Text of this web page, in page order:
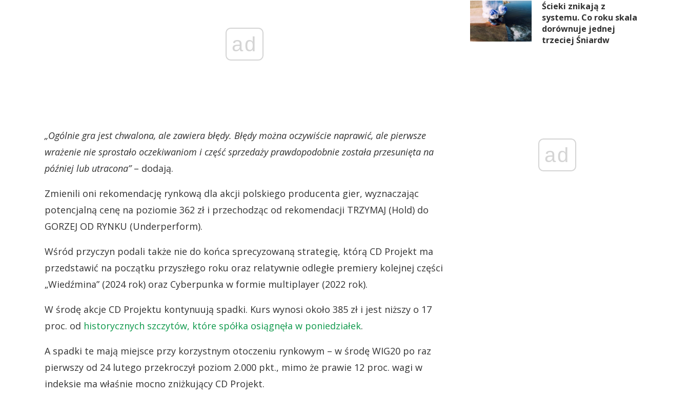
ad
„Ogólnie gra jest chwalona, ​​ale zawiera błędy. Błędy można oczywiście naprawić, ale pierwsze
wrażenie nie sprostało oczekiwaniom i część sprzedaży prawdopodobnie została przesunięta na
później lub utracona”– dodają.
Zmienili oni rekomendację rynkową dla akcji polskiego producenta gier, wyznaczając
potencjalną cenę na poziomie 362 zł i przechodząc od rekomendacji TRZYMAJ (Hold) do
GORZEJ OD RYNKU (Underperform).
Wśród przyczyn podali także nie do końca sprecyzowaną strategię, którą CD Projekt ma
przedstawić na początku przyszłego roku oraz relatywnie odległe premiery kolejnej części
„Wiedźmina” (2024 rok) oraz Cyberpunka w formie multiplayer (2022 rok).
W środę akcje CD Projektu kontynuują spadki. Kurs wynosi około 385 zł i jest niższy o 17
proc. od historycznych szczytów, które spółka osiągnęła w poniedziałek.
A spadki te mają miejsce przy korzystnym otoczeniu rynkowym – w środę WIG20 po raz
pierwszy od 24 lutego przekroczył poziom 2.000 pkt., mimo że prawie 12 proc. wagi w
indeksie ma właśnie mocno zniżkujący CD Projekt.
Ścieki znikają z
systemu. Co roku skala
dorównuje jednej
trzeciej Śniardw
ad